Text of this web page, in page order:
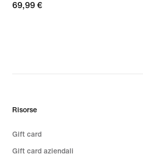
69,99
69,99 €
Risorse
Gift card
Gift card aziendali